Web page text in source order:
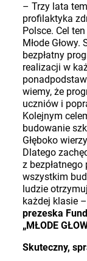
– Trzy lata
profilaktyka
Polsce. Cel
Młode
bezpłatny
realizacji w
wiemy, że
uczniów i
Kolejnym
budowanie
Głęboko
Dlatego
z
wszystkim
ludzie
każdej klasie
prezeska
„MŁODE
Skuteczny,